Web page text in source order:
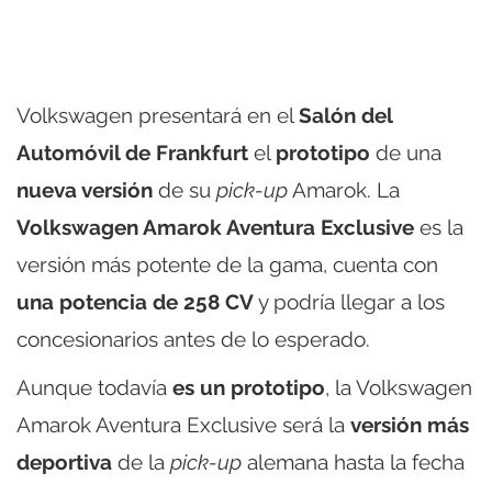
Volkswagen presentará en elSalón del
Automóvil de Frankfurt el prototipo de una
nueva versión de su pick-upAmarok. La
Volkswagen Amarok Aventura Exclusive es la
versión más potente de la gama, cuenta con
una potencia de 258 CVy podría llegar a los
concesionarios antes de lo esperado.
Aunque todavía es un prototipo, la Volkswagen
Amarok Aventura Exclusive será la versión más
deportiva de la pick-up alemana hasta la fecha